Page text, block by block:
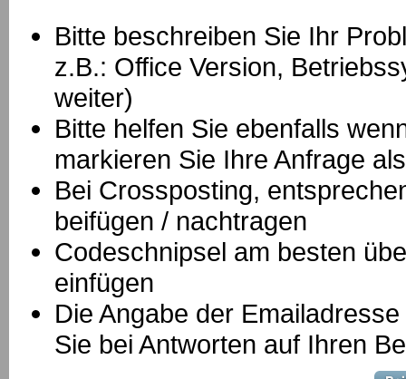
Bitte beschreiben Sie Ihr
z.B.: Office Version,
weiter)
Bitte helfen Sie ebenfalls
markieren Sie Ihre Anfrage
Bei Crossposting,
beifügen / nachtragen
Codeschnipsel am besten
einfügen
Die Angabe der
Sie bei Antworten auf Ihren